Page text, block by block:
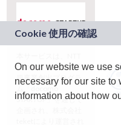
ドコモグループの新
規事業創出プログラ
ム「docomo
STARTUP」を通じて
On our website we use
necessary for our site to
information about how